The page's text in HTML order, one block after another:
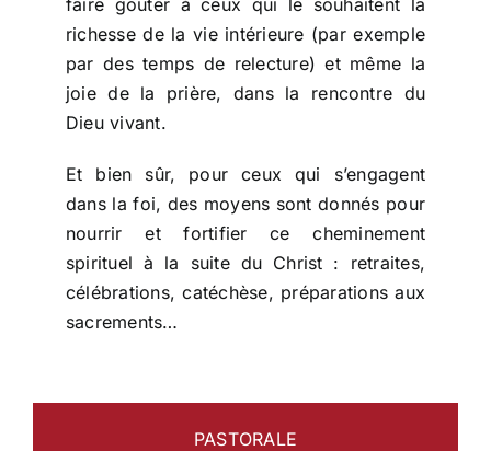
richesse de la vie intérieure (par exemple
par des temps de relecture) et même la
joie de la prière, dans la rencontre du
Dieu vivant.
Et bien sûr, pour ceux qui s’engagent
dans la foi, des moyens sont donnés pour
nourrir et fortifier ce cheminement
spirituel à la suite du Christ : retraites,
célébrations, catéchèse, préparations aux
sacrements…
PASTORALE